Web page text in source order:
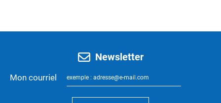
Newsletter
Mon courriel